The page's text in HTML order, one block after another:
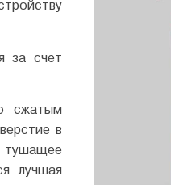
за счет
сжатым
в
тушащее
лучшая